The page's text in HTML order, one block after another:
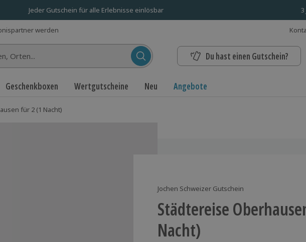
Jeder Gutschein für alle Erlebnisse einlösbar
werden
Du hast einen Gutschein?
Geschenkboxen Wertgutscheine Neu Angebote
für 2 (1 Nacht)
Jochen Schweizer Gutschein
Städtereise
Nacht)